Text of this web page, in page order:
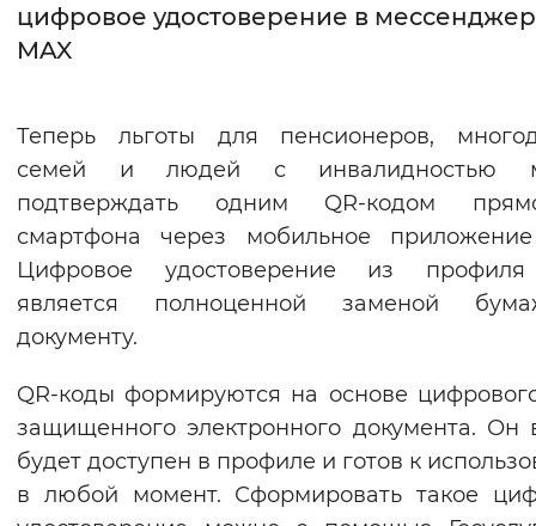
Интервал между буквами
Цвет сайта
Инверсивный
Синий фон
Изображения
Воспроизвести Остановить
цифровое удостоверение в
MAX
Теперь льготы для пенсионеров,
семей и людей с инвалидностью
подтверждать одним QR-кодом
смартфона через мобильное
Цифровое удостоверение из
является полноценной заменой
документу.
QR-коды формируются на основе
защищенного электронного документа. Он
будет доступен в профиле и готов к
в любой момент. Сформировать такое